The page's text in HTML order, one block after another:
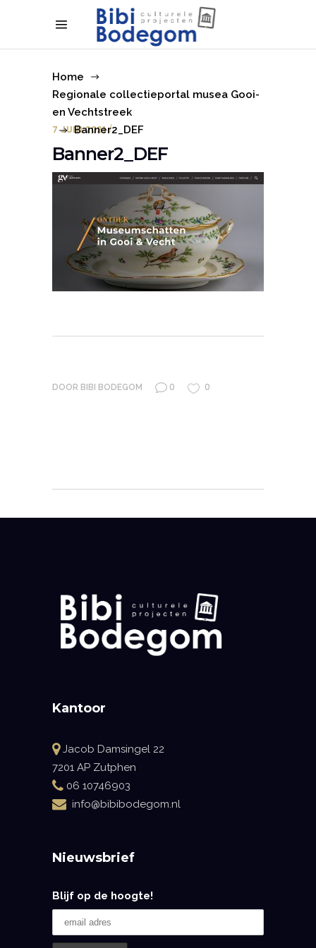
Home
Regionale collectieportal musea Gooi-
en Vechtstreek
Banner2_DEF
7 JUNI 2021
Banner2_DEF
DOOR BIBI BODEGOM 0 0
Kantoor
Jacob Damsingel 22
7201 AP Zutphen
06 10746903
info@bibibodegom.nl
Nieuwsbrief
Blijf op de hoogte!